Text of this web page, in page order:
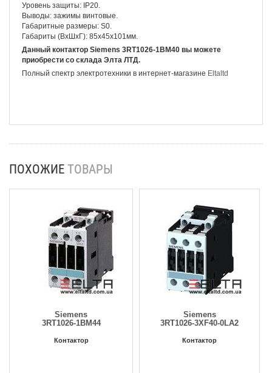
Уровень защиты: IP20.
Выводы: зажимы винтовые.
Габаритные размеры: S0.
Габариты (ВхШхГ): 85х45х101мм.
Данный контактор Siemens 3RT1026-1BM40 вы можете
приобрести со склада Элта ЛТД.
Полный спектр электротехники в интернет-магазине Eltaltd
ПОХОЖИЕ ТОВАРЫ
Siemens
3RT1026-1BM44
Контактор
Siemens
3RT1026-3XF40-0LA2
Контактор